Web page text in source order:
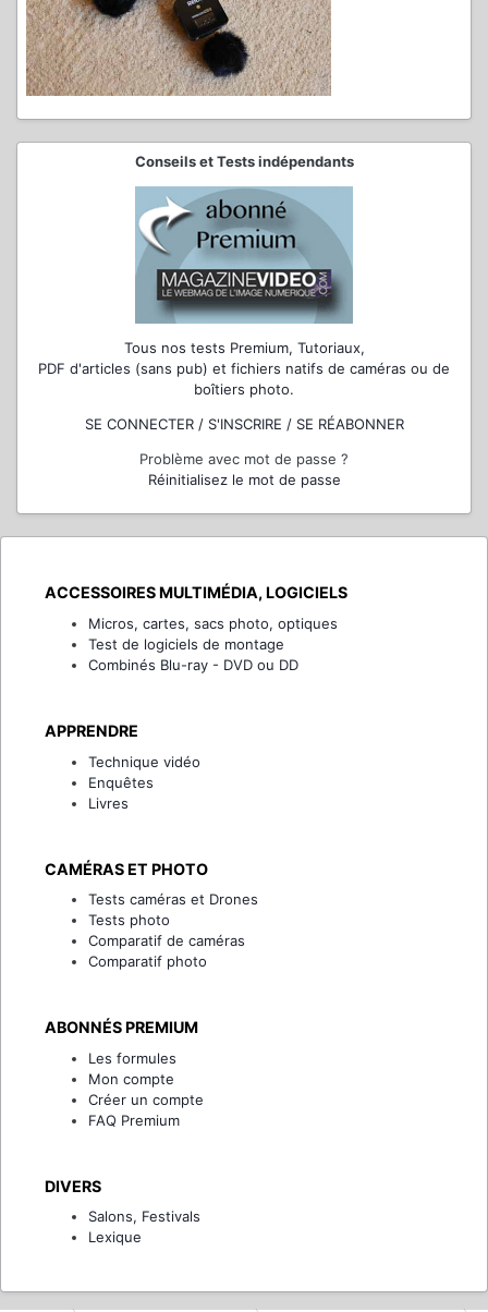
Conseils et Tests indépendants
Tous nos tests Premium, Tutoriaux,
PDF d'articles (sans pub) et fichiers natifs de caméras ou de
boîtiers photo.
SE CONNECTER / S'INSCRIRE / SE RÉABONNER
Problème avec mot de passe ?
Réinitialisez le mot de passe
ACCESSOIRES MULTIMÉDIA, LOGICIELS
Micros, cartes, sacs photo, optiques
Test de logiciels de montage
Combinés Blu-ray - DVD ou DD
APPRENDRE
Technique vidéo
Enquêtes
Livres
CAMÉRAS ET PHOTO
Tests caméras et Drones
Tests photo
Comparatif de caméras
Comparatif photo
ABONNÉS PREMIUM
Les formules
Mon compte
Créer un compte
FAQ Premium
DIVERS
Salons, Festivals
Lexique